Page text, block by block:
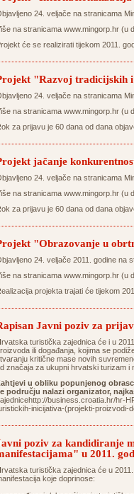
24. veljače na stranicama
na stranicama www.mingorp.hr (u
će se realizirati tijekom 2011.
"Razvoj tradicijskih
24. veljače na stranicama
na stranicama www.mingorp.hr (u
za prijavu je 60 dana od dana
jačanje
24. veljače na stranicama
na stranicama www.mingorp.hr (u
za prijavu je 60 dana od dana
"Obrazovanje u
24. veljače 2011. godine na
na stranicama www.mingorp.hr (u
projekta trajati će tijekom
Javni poziv za
turistička zajednica će i u
ili događanja, kojima se
kritične mase novih
značaja za ukupni hrvatski turizam i
u obliku popunjenog
području nalazi organizator,
business.croatia.hr/hr-
inicijativa-(projekti-proizvodi-
poziv za kandidiranje
u 2011.
turistička zajednica će u
koje doprinose: